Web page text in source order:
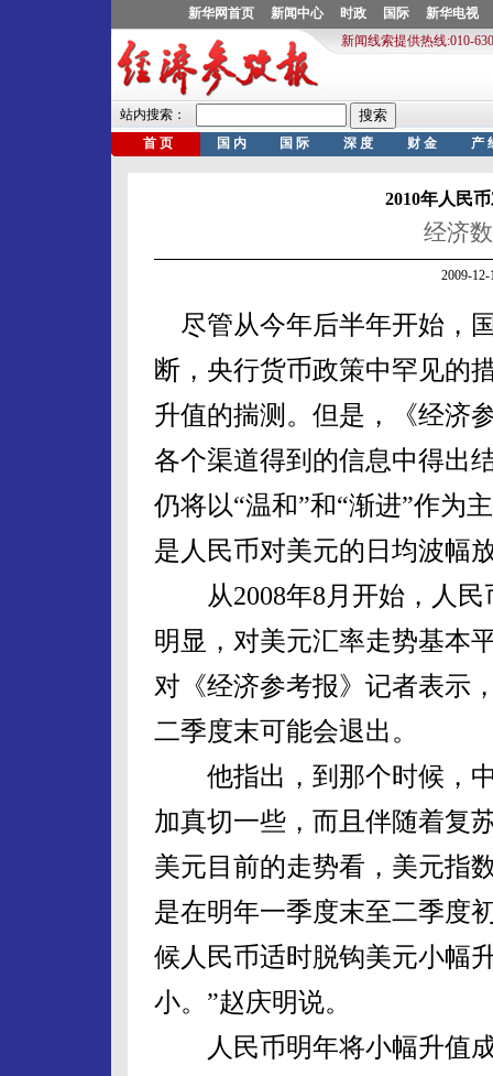
2010年人民
经济
2009-
尽管从今年后半年开始，
断，央行货币政策中罕见的
升值的揣测。但是，《经济
各个渠道得到的信息中得出
仍将以“温和”和“渐进”作为
是人民币对美元的日均波幅
从2008年8月开始，人民
明显，对美元汇率走势基本
对《经济参考报》记者表示
二季度末可能会退出。
他指出，到那个时候，中
加真切一些，而且伴随着复
美元目前的走势看，美元指
是在明年一季度末至二季度
候人民币适时脱钩美元小幅
小。”赵庆明说。
人民币明年将小幅升值成